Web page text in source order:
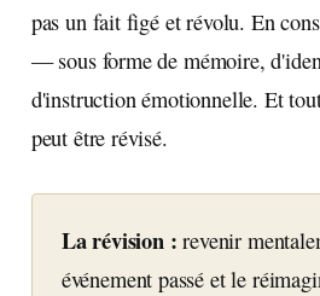
pas un fait figé et révolu. En
— sous forme de mémoire,
d'instruction émotionnelle. Et
peut être révisé.
La révision : revenir
événement passé et le